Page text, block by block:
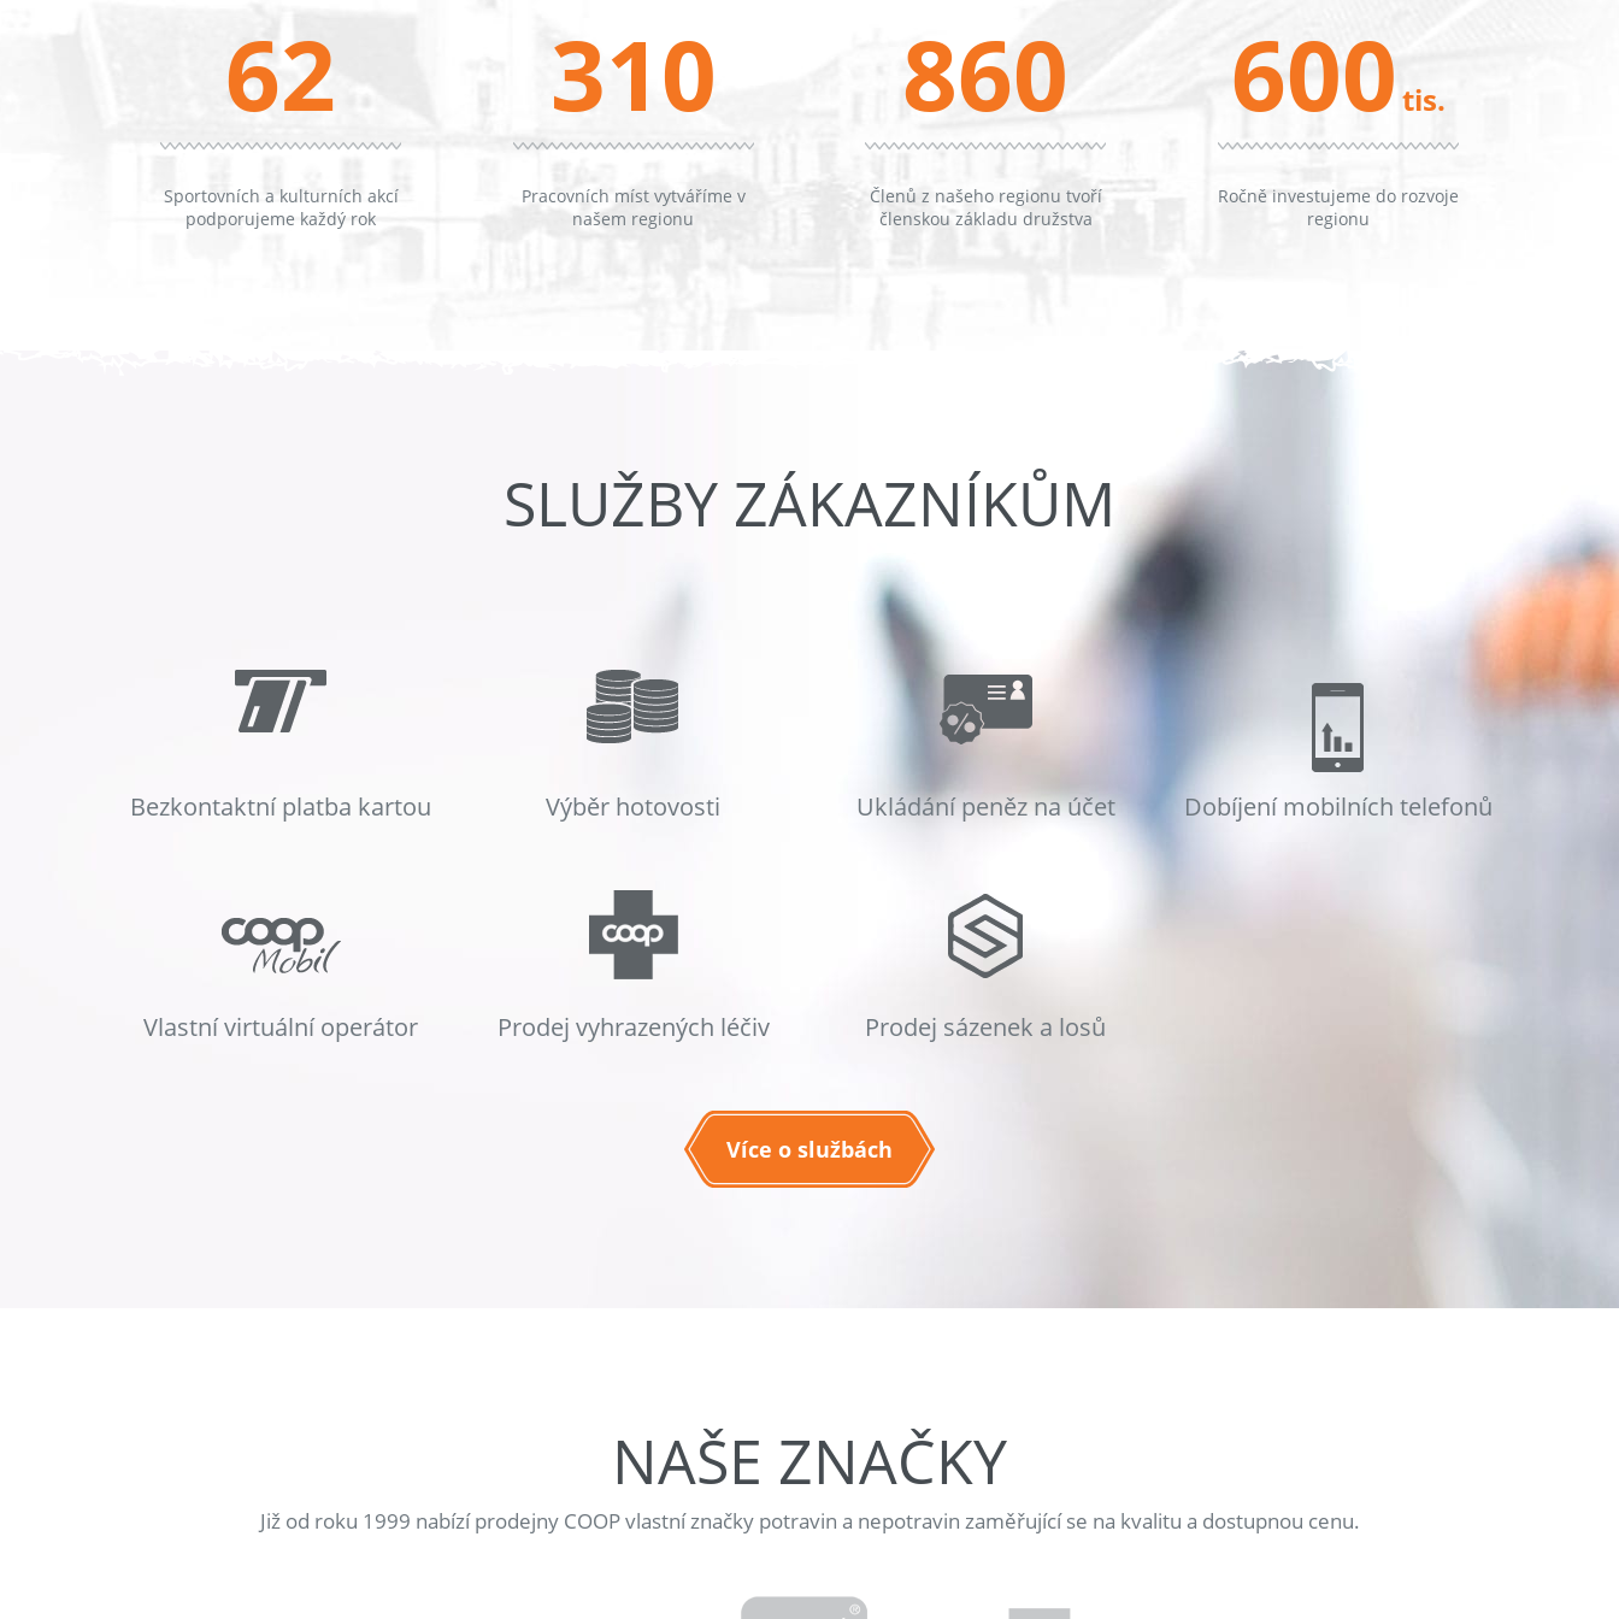
62
Sportovních a kulturních akcí
podporujeme každý rok
310
Pracovních míst vytváříme v
našem regionu
860
Členů z našeho regionu tvoří
členskou základu družstva
600 tis.
Ročně investujeme do rozvoje
regionu
SLUŽBY ZÁKAZNÍKŮM
Bezkontaktní platba kartou Výběr hotovosti Ukládání peněz na účet Dobíjení mobilních telefonů
Vlastní virtuální operátor Prodej vyhrazených léčiv Prodej sázenek a losů
Více o službách
NAŠE ZNAČKY
Již od roku 1999 nabízí prodejny COOP vlastní značky potravin a nepotravin zaměřující se na kvalitu a dostupnou cenu.